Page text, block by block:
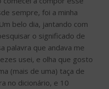
sempre, foi a minha
belo dia, jantando com
o significado de
palavra que andava me
usei, e olha que gosto
(mais de uma) taça de
no dicionário, e 10